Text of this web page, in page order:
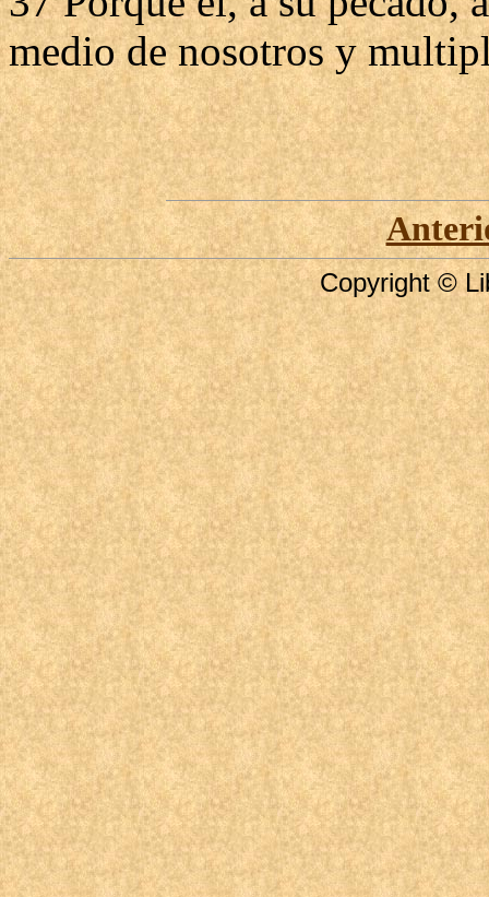
medio de nosotros y
Copyright ©